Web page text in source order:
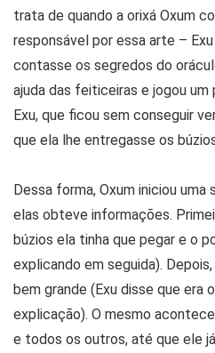
trata de quando a orixá Oxum
responsável por essa arte –
contasse os segredos do
ajuda das feiticeiras e jogou
Exu, que ficou sem conseguir
que ela lhe entregasse os
Dessa forma, Oxum iniciou
elas obteve informações.
búzios ela tinha que pegar e o
explicando em seguida).
bem grande (Exu disse que era
explicação). O mesmo
e todos os outros, até que ele